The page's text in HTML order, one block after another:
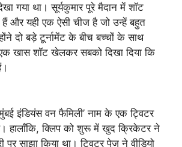
गया था। सूर्यकुमार पूरे मैदान में शॉट
और यही एक ऐसी चीज है जो उन्हें बहुत
दो बड़े टूर्नामेंट के बीच बच्चों के साथ
खास शॉट खेलकर सबको दिखा दिया कि
इंडियंस वन फैमिली’ नाम के एक ट्विटर
हालाँकि, क्लिप को शुरू में खुद क्रिकेटर ने
पर साझा किया था। ट्विटर पेज ने वीडियो